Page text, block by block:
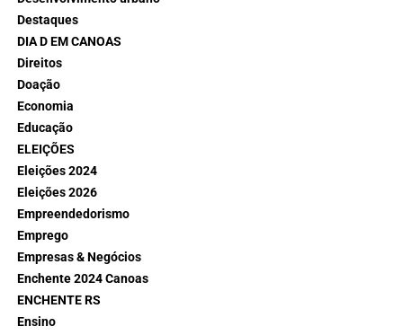
Destaques
DIA D EM CANOAS
Direitos
Doação
Economia
Educação
ELEIÇÕES
Eleições 2024
Eleições 2026
Empreendedorismo
Emprego
Empresas & Negócios
Enchente 2024 Canoas
ENCHENTE RS
Ensino